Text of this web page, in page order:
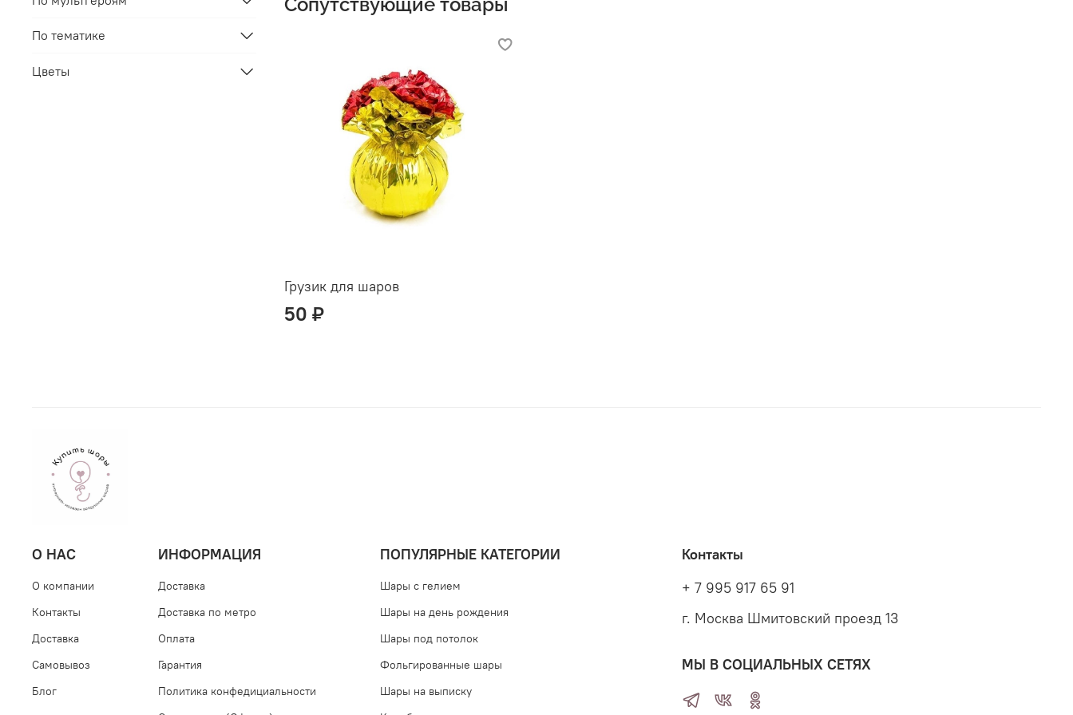
Сопутствующие товары
Грузик для шаров
50 ₽
По тематике
Цветы
О НАС
О компании
Контакты
Доставка
Самовывоз
Блог
ИНФОРМАЦИЯ
Доставка
Доставка по метро
Оплата
Гарантия
Политика конфедициальности
ПОПУЛЯРНЫЕ КАТЕГОРИИ
Шары с гелием
Шары на день рождения
Шары под потолок
Фольгированные шары
Шары на выписку
Контакты
+ 7 995 917 65 91
г. Москва Шмитовский проезд 13
МЫ В СОЦИАЛЬНЫХ СЕТЯХ